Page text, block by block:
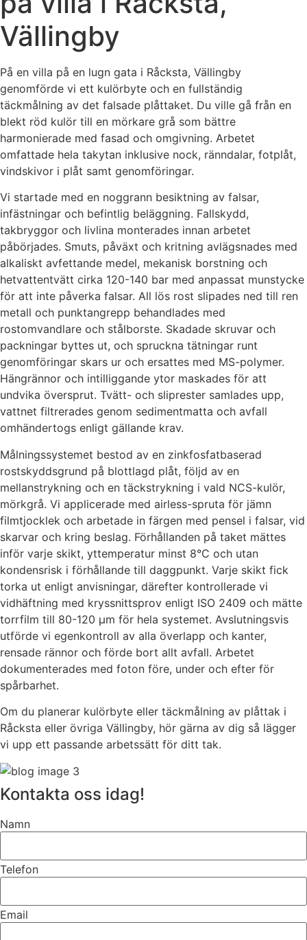
Vällingby
På en villa på en lugn gata i Råcksta, Vällingby
genomförde vi ett kulörbyte och en fullständig
täckmålning av det falsade plåttaket. Du ville gå från en
blekt röd kulör till en mörkare grå som bättre
harmonierade med fasad och omgivning. Arbetet
omfattade hela takytan inklusive nock, ränndalar, fotplåt,
vindskivor i plåt samt genomföringar.
Vi startade med en noggrann besiktning av falsar,
infästningar och befintlig beläggning. Fallskydd,
takbryggor och livlina monterades innan arbetet
påbörjades. Smuts, påväxt och kritning avlägsnades med
alkaliskt avfettande medel, mekanisk borstning och
hetvattentvätt cirka 120-140 bar med anpassat munstycke
för att inte påverka falsar. All lös rost slipades ned till ren
metall och punktangrepp behandlades med
rostomvandlare och stålborste. Skadade skruvar och
packningar byttes ut, och spruckna tätningar runt
genomföringar skars ur och ersattes med MS-polymer.
Hängrännor och intilliggande ytor maskades för att
undvika översprut. Tvätt- och sliprester samlades upp,
vattnet filtrerades genom sedimentmatta och avfall
omhändertogs enligt gällande krav.
Målningssystemet bestod av en zinkfosfatbaserad
rostskyddsgrund på blottlagd plåt, följd av en
mellanstrykning och en täckstrykning i vald NCS-kulör,
mörkgrå. Vi applicerade med airless-spruta för jämn
filmtjocklek och arbetade in färgen med pensel i falsar, vid
skarvar och kring beslag. Förhållanden på taket mättes
inför varje skikt, yttemperatur minst 8°C och utan
kondensrisk i förhållande till daggpunkt. Varje skikt fick
torka ut enligt anvisningar, därefter kontrollerade vi
vidhäftning med kryssnittsprov enligt ISO 2409 och mätte
torrfilm till 80-120 µm för hela systemet. Avslutningsvis
utförde vi egenkontroll av alla överlapp och kanter,
rensade rännor och förde bort allt avfall. Arbetet
dokumenterades med foton före, under och efter för
spårbarhet.
Om du planerar kulörbyte eller täckmålning av plåttak i
Råcksta eller övriga Vällingby, hör gärna av dig så lägger
vi upp ett passande arbetssätt för ditt tak.
Kontakta oss idag!
Namn
Telefon
Email